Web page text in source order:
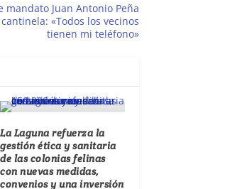
mandato Juan Antonio Peña
«Todos los vecinos
tienen mi teléfono»
La Laguna refuerza la
gestión ética y sanitaria
de las colonias felinas
con nuevas medidas,
convenios y una inversión